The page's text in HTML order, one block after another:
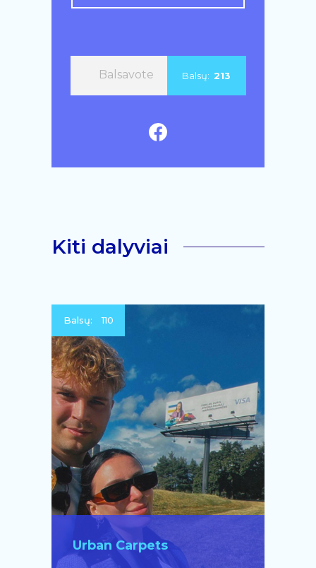
Balsavote Balsų: 213
Kiti dalyviai
Balsų: 110
Urban Carpets